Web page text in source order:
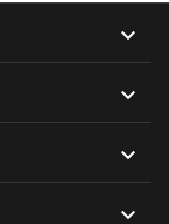



